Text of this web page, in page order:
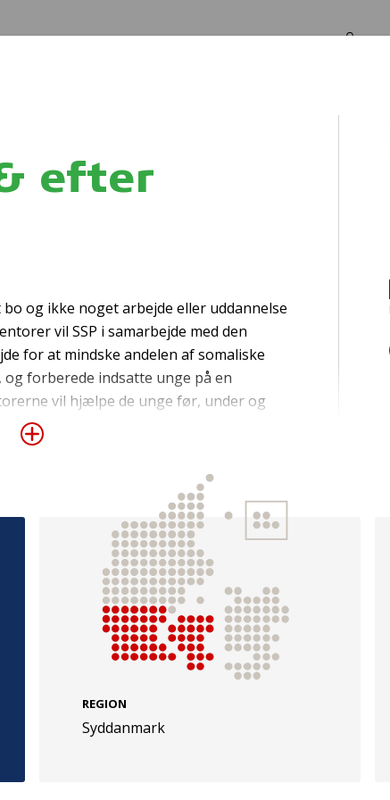
Log
efter
og ikke noget arbejde eller uddannelse
vil SSP i samarbejde med den
for at mindske andelen af somaliske
forberede indsatte unge på en
vil hjælpe de unge før, under og
i samfundet, der ikke indebærer
af en projektleder, der skal stå for
med relevante aktører,
REGION
Syddanmark
Følg os
TryghedsGruppen
Facebook LinkedIn
TrygFonden